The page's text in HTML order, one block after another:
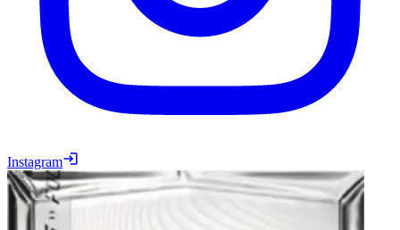
Instagram